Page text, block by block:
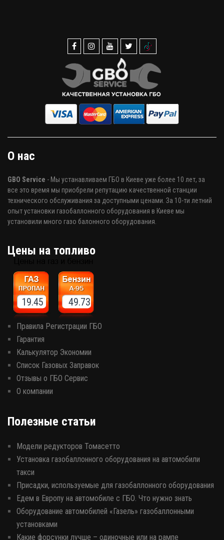
О нас
GBO Service - Мы устанавливаем ГБО в Киеве уже более 10 лет, за
все это время мы приобрели репутацию качественной станции
технического обслуживания за доступными ценами. За 10-ти летний
опыт установки газобаллонного оборудования в Киеве мы
установили много газо балонного оборудования.
Цены на топливо
19.45 49.73
Правила Регистрации ГБО
Гарантия
Калькулятор Экономии
Список Газовых Заправок
Отзывы о ГБО Сервис
О компании
Полезные статьи
Модели редукторов Томасетто
Установка газобаллонного оборудования на автомобили
такси
Присадки, используемые для газобаллонного оборудования
Едем в Европу на автомобиле с ГБО. Что нужно знать
Оборудование автомобилей «Газель» газобаллонными
установками
Какие форсунки лучше – одиночные или на рампе